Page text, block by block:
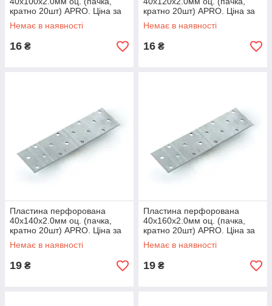
кратно 20шт) APRO. Ціна за
1шт. Кратно пачці
Немає в наявності
16 ₴
кратно 20шт) APRO. Ціна за
1шт. Кратно пачці
Немає в наявності
16 ₴
Пластина перфорована
40х140х2.0мм оц. (пачка,
кратно 20шт) APRO. Ціна за
1шт. Кратно пачці
Немає в наявності
19 ₴
Пластина перфорована
40х160х2.0мм оц. (пачка,
кратно 20шт) APRO. Ціна за
1шт. Кратно пачці
Немає в наявності
19 ₴